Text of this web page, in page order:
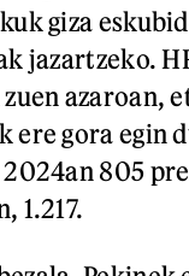
giza
jazartzeko.
azaroan,
ere gora egin
805
1.217.